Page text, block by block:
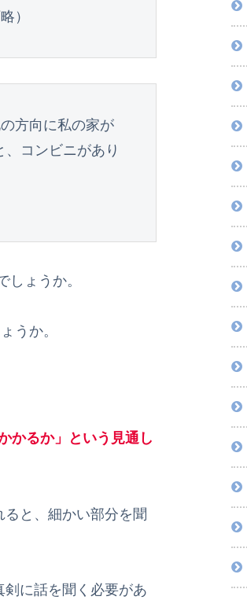
）
方向に私の家が
コンビニがあり
ょうか。
うか。
かるか」という見通し
と、細かい部分を聞
に話を聞く必要があ